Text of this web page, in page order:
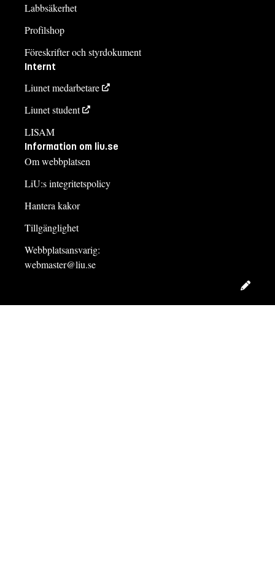
Labbsäkerhet
Profilshop
Föreskrifter och styrdokument
Internt
Liunet medarbetare
Liunet student
LISAM
Information om liu.se
Om webbplatsen
LiU:s integritetspolicy
Hantera kakor
Tillgänglighet
Webbplatsansvarig:
webmaster@liu.se